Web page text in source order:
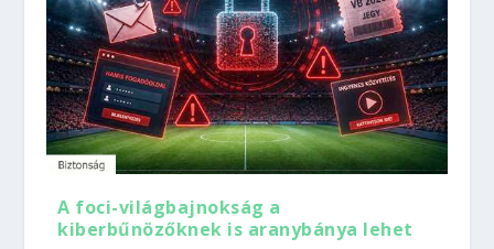
A foci-világbajnokság a
kiberbűnözőknek is aranybánya lehet